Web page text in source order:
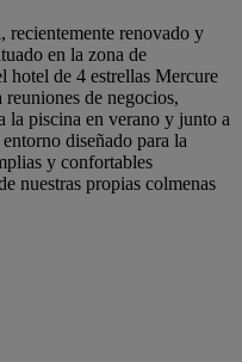
recientemente renovado y
en la zona de
hotel de 4 estrellas Mercure
de negocios,
la piscina en verano y junto a
diseñado para la
y confortables
nuestras propias colmenas